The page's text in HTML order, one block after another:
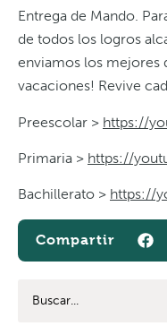
Entrega de Mando.
de todos los logros
enviamos los mejores
vacaciones! Revive
Preescolar > https://
Primaria > https://
Bachillerato > https://